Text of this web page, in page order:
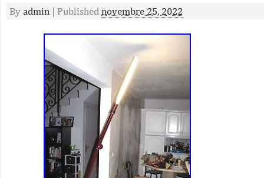
By admin | Published novembre 25, 2022